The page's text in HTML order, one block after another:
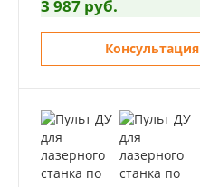
3 987 руб.
Консультация